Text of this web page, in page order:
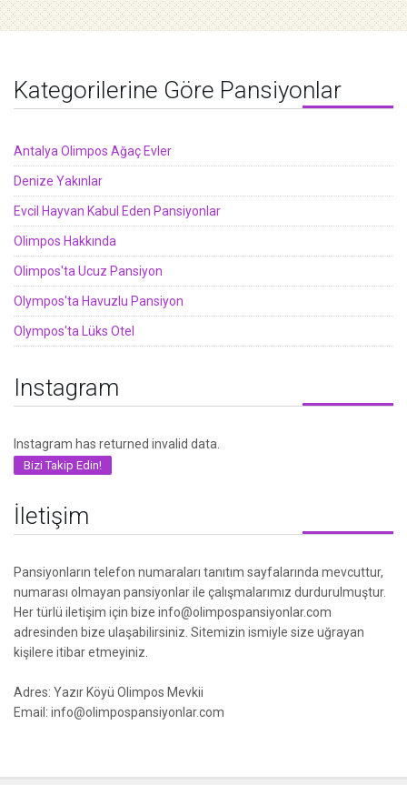
Kategorilerine Göre Pansiyonlar
Antalya Olimpos Ağaç Evler
Denize Yakınlar
Evcil Hayvan Kabul Eden Pansiyonlar
Olimpos Hakkında
Olimpos'ta Ucuz Pansiyon
Olympos'ta Havuzlu Pansiyon
Olympos'ta Lüks Otel
Instagram
Instagram has returned invalid data.
Bizi Takip Edin!
İletişim
Pansiyonların telefon numaraları tanıtım sayfalarında mevcuttur,
numarası olmayan pansiyonlar ile çalışmalarımız durdurulmuştur.
Her türlü iletişim için bize info@olimpospansiyonlar.com
adresinden bize ulaşabilirsiniz. Sitemizin ismiyle size uğrayan
kişilere itibar etmeyiniz.
Adres: Yazır Köyü Olimpos Mevkii
Email: info@olimpospansiyonlar.com